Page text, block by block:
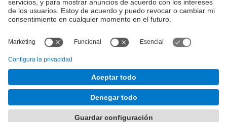
Empresa
¿Qué necesitas?
© Facultat d'Informàtica de Barcelona - Universitat Politècnica
de Catalunya - BarcelonaTech